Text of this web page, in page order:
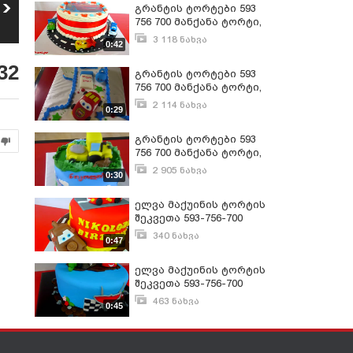
მანქანა ტორტი
შეკვეთით 593-756-
700 ფორდ-
მუსტანგი
ნახვა
0:42
გრანტის ტორტები 593
756 700 მანქანა ტორტი,
მაქუინის ტორტის
3 118 ნახვა
0:29
გრანტის ტორტები 593
756 700 მანქანა ტორტი,
მაქუინის ტორტის
2 114 ნახვა
0:30
გრანტის ტორტები 593
756 700 მანქანა ტორტი,
მაქუინის ტორტის
2 905 ნახვა
0:47
ელვა მაქუინის ტორტის
შეკვეთა 593-756-700
340 ნახვა
0:45
ელვა მაქუინის ტორტის
შეკვეთა 593-756-700
463 ნახვა